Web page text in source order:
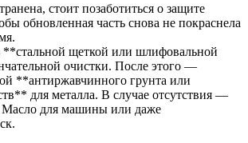
стоит позаботиться о защите
обновленная часть снова не покраснела
щеткой или шлифовальной
очистки. После этого —
**антиржавчинного грунта или
для металла. В случае отсутствия —
Масло для машины или даже